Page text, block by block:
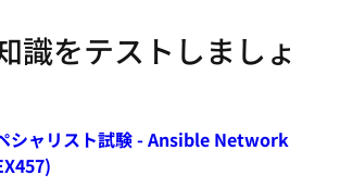
識をテストしましょ
シャリスト試験 - Ansible Network